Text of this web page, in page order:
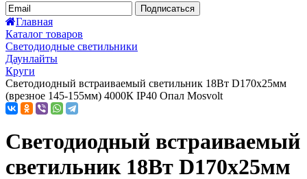
Подписаться
Главная
Каталог товаров
Светодиодные светильники
Даунлайты
Круги
Светодиодный встраиваемый светильник 18Вт D170х25мм
(врезное 145-155мм) 4000К IP40 Опал Mosvolt
Светодиодный встраиваемый
светильник 18Вт D170х25мм